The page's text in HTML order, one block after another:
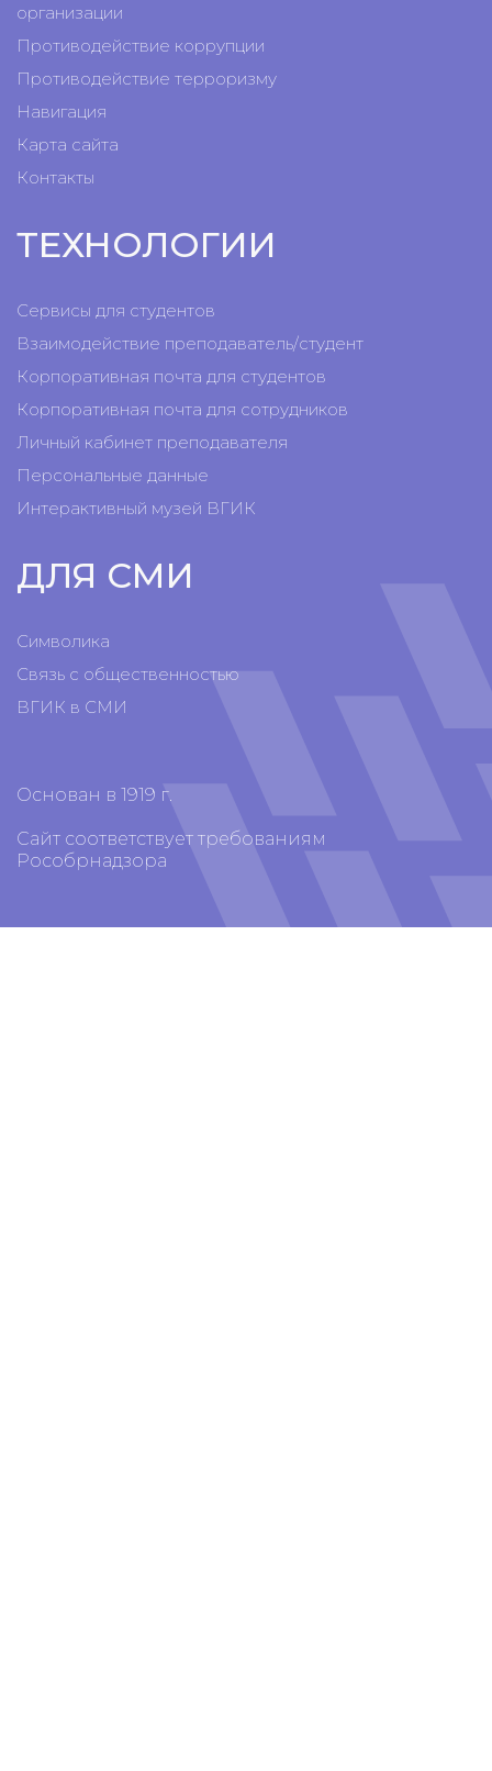
организации
Противодействие коррупции
Противодействие терроризму
Навигация
Карта сайта
Контакты
ТЕХНОЛОГИИ
Сервисы для студентов
Взаимодействие преподаватель/студент
Корпоративная почта для студентов
Корпоративная почта для сотрудников
Личный кабинет преподавателя
Персональные данные
Интерактивный музей ВГИК
ДЛЯ СМИ
Символика
Связь с общественностью
ВГИК в СМИ
Основан в 1919 г.
Сайт соответствует требованиям
Рособрнадзора